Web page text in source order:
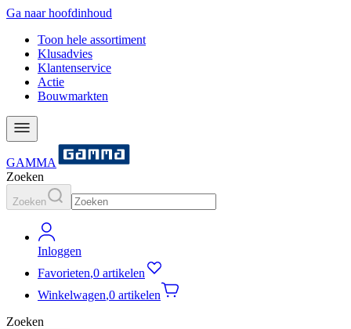
Ga naar hoofdinhoud
Toon hele assortiment
Klusadvies
Klantenservice
Actie
Bouwmarkten
GAMMA
Zoeken
Zoeken
Inloggen
Favorieten,0 artikelen
Winkelwagen,0 artikelen
Zoeken